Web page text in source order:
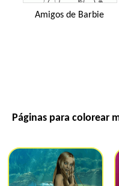
Amigos de Barbie
Páginas para colorear